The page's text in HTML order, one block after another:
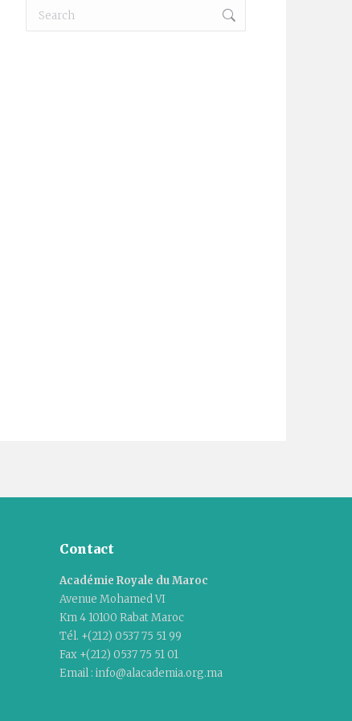
Search:
Contact
Académie Royale du Maroc
Avenue Mohamed VI
Km 4 10100 Rabat Maroc
Tél. +(212) 0537 75 51 99
Fax +(212) 0537 75 51 01
Email : info@alacademia.org.ma